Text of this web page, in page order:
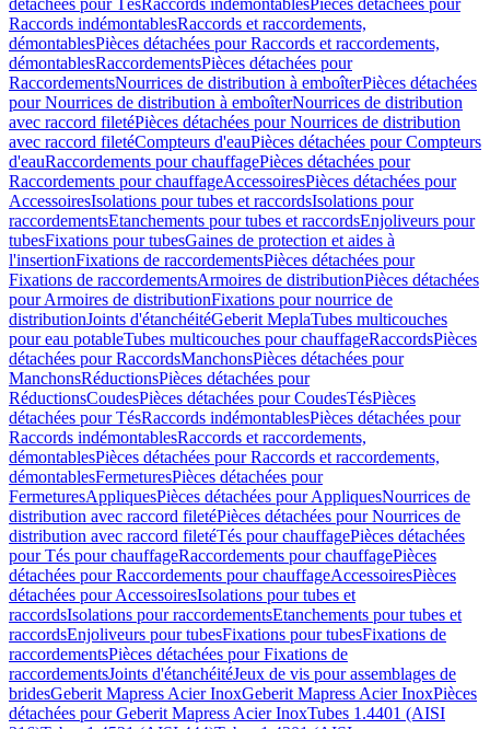
détachées pour TésRaccords indémontablesPièces détachées pour
Raccords indémontablesRaccords et raccordements,
démontablesPièces détachées pour Raccords et raccordements,
démontablesRaccordementsPièces détachées pour
RaccordementsNourrices de distribution à emboîterPièces détachées
pour Nourrices de distribution à emboîterNourrices de distribution
avec raccord filetéPièces détachées pour Nourrices de distribution
avec raccord filetéCompteurs d'eauPièces détachées pour Compteurs
d'eauRaccordements pour chauffagePièces détachées pour
Raccordements pour chauffageAccessoiresPièces détachées pour
AccessoiresIsolations pour tubes et raccordsIsolations pour
raccordementsEtanchements pour tubes et raccordsEnjoliveurs pour
tubesFixations pour tubesGaines de protection et aides à
l'insertionFixations de raccordementsPièces détachées pour
Fixations de raccordementsArmoires de distributionPièces détachées
pour Armoires de distributionFixations pour nourrice de
distributionJoints d'étanchéitéGeberit MeplaTubes multicouches
pour eau potableTubes multicouches pour chauffageRaccordsPièces
détachées pour RaccordsManchonsPièces détachées pour
ManchonsRéductionsPièces détachées pour
RéductionsCoudesPièces détachées pour CoudesTésPièces
détachées pour TésRaccords indémontablesPièces détachées pour
Raccords indémontablesRaccords et raccordements,
démontablesPièces détachées pour Raccords et raccordements,
démontablesFermeturesPièces détachées pour
FermeturesAppliquesPièces détachées pour AppliquesNourrices de
distribution avec raccord filetéPièces détachées pour Nourrices de
distribution avec raccord filetéTés pour chauffagePièces détachées
pour Tés pour chauffageRaccordements pour chauffagePièces
détachées pour Raccordements pour chauffageAccessoiresPièces
détachées pour AccessoiresIsolations pour tubes et
raccordsIsolations pour raccordementsEtanchements pour tubes et
raccordsEnjoliveurs pour tubesFixations pour tubesFixations de
raccordementsPièces détachées pour Fixations de
raccordementsJoints d'étanchéitéJeux de vis pour assemblages de
bridesGeberit Mapress Acier InoxGeberit Mapress Acier InoxPièces
détachées pour Geberit Mapress Acier InoxTubes 1.4401 (AISI